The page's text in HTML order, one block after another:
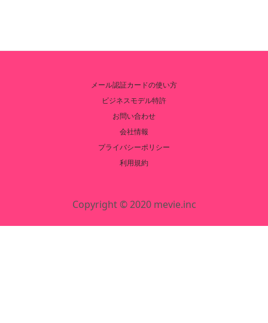
メール認証カードの使い方
ビジネスモデル特許
お問い合わせ
会社情報
プライバシーポリシー
利用規約
Copyright © 2020 mevie.inc